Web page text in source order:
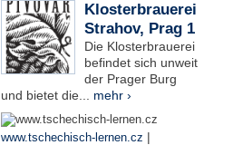
Klosterbrauerei
Strahov, Prag 1
Die Klosterbrauerei
befindet sich unweit
der Prager Burg
und bietet die... mehr ›
www.tschechisch-lernen.cz |